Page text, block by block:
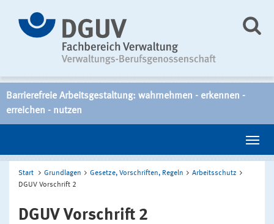
Barrierefreie Arbeitsgestaltung: wahrnehmen - erkennen -
erreichen - nutzen
Start Grundlagen Gesetze, Vorschriften, Regeln
Arbeitsschutz
DGUV Vorschrift 2
DGUV Vorschrift 2